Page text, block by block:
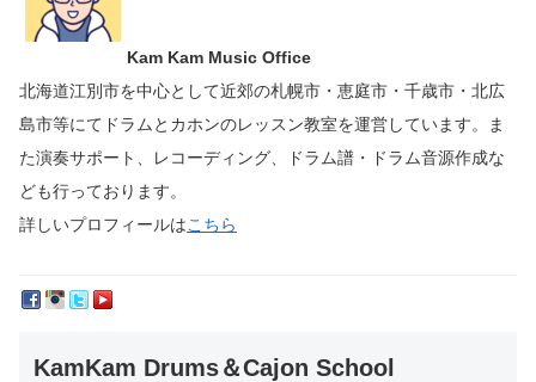
Kam Kam Music Office
北海道江別市を中心として近郊の札幌市・恵庭市・千歳市・北広
島市等にて ドラムとカホンのレッスン教室を運営しています。
ま
た演奏サポート、レコーディング、ドラム譜・ドラム音源作成な
ども行っております。
詳しいプロフィールはこちら
KamKam Drums＆Cajon School